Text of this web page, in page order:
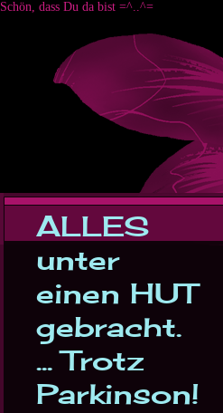
Schön, dass Du da bist =^..^=
ALLES
unter
einen HUT
gebracht.
... Trotz
Parkinson!